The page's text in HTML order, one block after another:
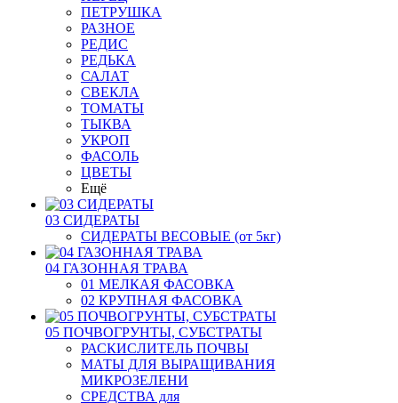
ПЕТРУШКА
РАЗНОЕ
РЕДИС
РЕДЬКА
САЛАТ
СВЕКЛА
ТОМАТЫ
ТЫКВА
УКРОП
ФАСОЛЬ
ЦВЕТЫ
Ещё
03 СИДЕРАТЫ
СИДЕРАТЫ ВЕСОВЫЕ (от 5кг)
04 ГАЗОННАЯ ТРАВА
01 МЕЛКАЯ ФАСОВКА
02 КРУПНАЯ ФАСОВКА
05 ПОЧВОГРУНТЫ, СУБСТРАТЫ
РАСКИСЛИТЕЛЬ ПОЧВЫ
МАТЫ ДЛЯ ВЫРАЩИВАНИЯ
МИКРОЗЕЛЕНИ
СРЕДСТВА для